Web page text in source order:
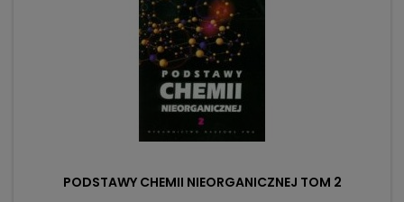
PODSTAWY CHEMII NIEORGANICZNEJ TOM 2